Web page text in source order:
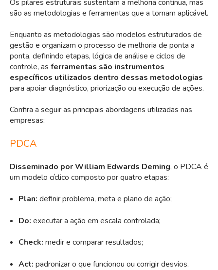
Os pilares estruturais sustentam a melhoria contínua, mas
são as metodologias e ferramentas que a tornam aplicável.
Enquanto as metodologias são modelos estruturados de
gestão e organizam o processo de melhoria de ponta a
ponta, definindo etapas, lógica de análise e ciclos de
controle, as ferramentas são instrumentos
específicos utilizados dentro dessas metodologias
para apoiar diagnóstico, priorização ou execução de ações.
Confira a seguir as principais abordagens utilizadas nas
empresas:
PDCA
Disseminado por William Edwards Deming, o PDCA é
um modelo cíclico composto por quatro etapas:
Plan: definir problema, meta e plano de ação;
Do: executar a ação em escala controlada;
Check: medir e comparar resultados;
Act: padronizar o que funcionou ou corrigir desvios.